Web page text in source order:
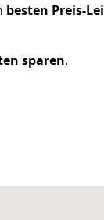
besten Preis-
sparen.